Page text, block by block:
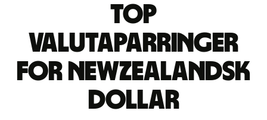
Top
valutaparringer
for newzealandsk
dollar